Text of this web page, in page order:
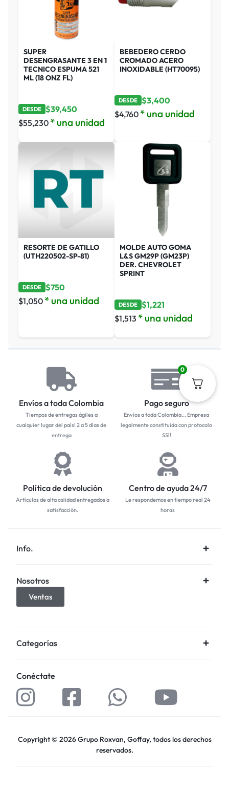
SUPER
DESENGRASANTE 3 EN 1
TECNICO ESPUMA 521
ML (18 ONZ FL)
DESDE $39,450
$55,230 * una unidad
BEBEDERO CERDO
CROMADO ACERO
INOXIDABLE (HT70095)
DESDE $3,400
$4,760 * una unidad
RESORTE DE GATILLO
(UTH220502-SP-81)
DESDE $750
$1,050 * una unidad
MOLDE AUTO GOMA
L&S GM29P (GM23P)
DER. CHEVROLET
SPRINT
DESDE $1,221
$1,513 * una unidad
Envíos a toda Colombia
Tiempos de entregas ágiles a
cualquier lugar del país! 2 a 5 días de
entrega
Pago seguro
Envíos a toda Colombia... Empresa
legalmente constituida con protocolo
SSl!
Política de devolución
Artículos de alta calidad entregados a
satisfacción.
Centro de ayuda 24/7
Le respondemos en tiempo real 24
horas
Info.
Nosotros
Ventas
Categorías
Conéctate
Copyright © 2026 Grupo Roxvan, Goffay, todos los derechos
reservados.
0